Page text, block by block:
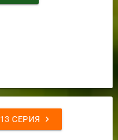
chevron_right
13 СЕРИЯ